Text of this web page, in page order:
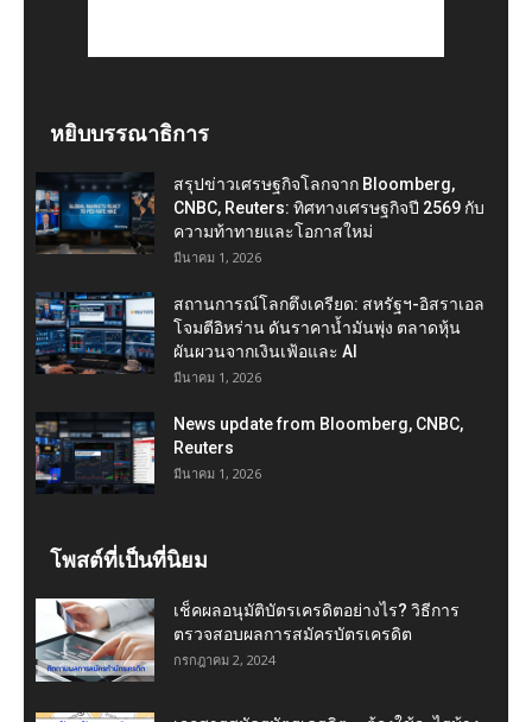
หยิบบรรณาธิการ
สรุปข่าวเศรษฐกิจโลกจาก Bloomberg,
CNBC, Reuters: ทิศทางเศรษฐกิจปี 2569 กับ
ความท้าทายและโอกาสใหม่
มีนาคม 1, 2026
สถานการณ์โลกตึงเครียด: สหรัฐฯ-อิสราเอล
โจมตีอิหร่าน ดันราคาน้ำมันพุ่ง ตลาดหุ้น
ผันผวนจากเงินเฟ้อและ AI
มีนาคม 1, 2026
News update from Bloomberg, CNBC,
Reuters
มีนาคม 1, 2026
โพสต์ที่เป็นที่นิยม
เช็คผลอนุมัติบัตรเครดิตอย่างไร? วิธีการ
ตรวจสอบผลการสมัครบัตรเครดิต
กรกฎาคม 2, 2024